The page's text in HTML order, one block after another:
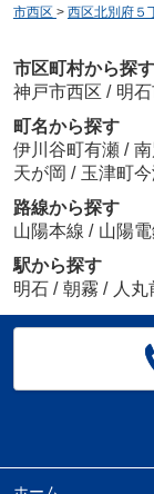
市西区 > 西区北別府
市区町村から探す
神戸市西区 / 明
町名から探す
伊川谷町有瀬 /
天が岡 / 玉津町
路線から探す
山陽本線 / 山陽
駅から探す
明石 / 朝霧 / 人丸